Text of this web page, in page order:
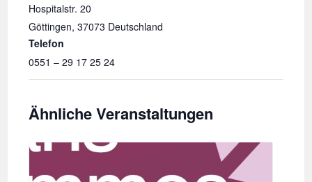
Hospitalstr. 20
Göttingen, 37073 Deutschland
Telefon
0551 – 29 17 25 24
Ähnliche Veranstaltungen